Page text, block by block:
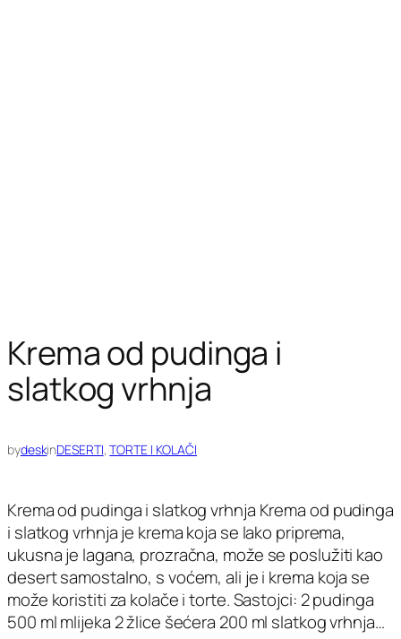
Krema od pudinga i
slatkog vrhnja
bydeskinDESERTI, TORTE I KOLAČI
Krema od pudinga i slatkog vrhnja Krema od pudinga
i slatkog vrhnja je krema koja se lako priprema,
ukusna je lagana, prozračna, može se poslužiti kao
desert samostalno, s voćem, ali je i krema koja se
može koristiti za kolače i torte. Sastojci: 2 pudinga
500 ml mlijeka 2 žlice šećera 200 ml slatkog vrhnja…